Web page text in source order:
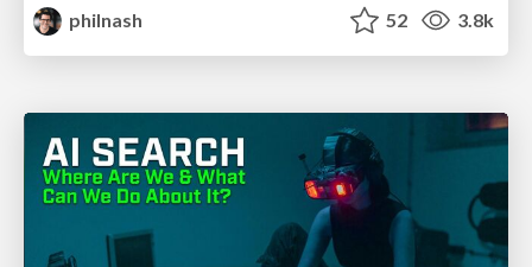
philnash
52 3.8k